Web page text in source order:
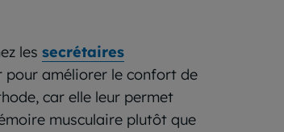
les secrétaires
améliorer le confort de
car elle leur permet
musculaire plutôt que